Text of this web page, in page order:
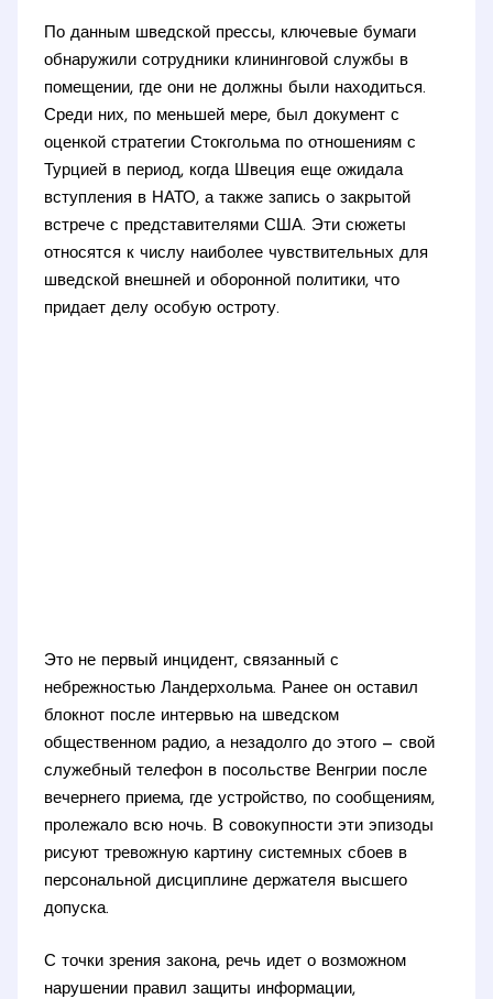
По данным шведской прессы, ключевые бумаги
обнаружили сотрудники клининговой службы в
помещении, где они не должны были находиться.
Среди них, по меньшей мере, был документ с
оценкой стратегии Стокгольма по отношениям с
Турцией в период, когда Швеция еще ожидала
вступления в НАТО, а также запись о закрытой
встрече с представителями США. Эти сюжеты
относятся к числу наиболее чувствительных для
шведской внешней и оборонной политики, что
придает делу особую остроту.
Это не первый инцидент, связанный с
небрежностью Ландерхольма. Ранее он оставил
блокнот после интервью на шведском
общественном радио, а незадолго до этого — свой
служебный телефон в посольстве Венгрии после
вечернего приема, где устройство, по сообщениям,
пролежало всю ночь. В совокупности эти эпизоды
рисуют тревожную картину системных сбоев в
персональной дисциплине держателя высшего
допуска.
С точки зрения закона, речь идет о возможном
нарушении правил защиты информации,